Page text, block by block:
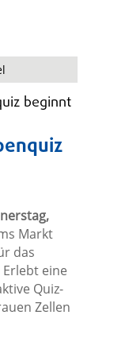
beginnt
Markt
das
Erlebt eine
Quiz-
Zellen